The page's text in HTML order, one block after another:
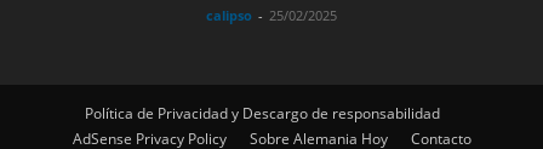
calipso - 25/02/2025
Política de Privacidad y Descargo de responsabilidad
AdSense Privacy Policy
Sobre Alemania Hoy Contacto